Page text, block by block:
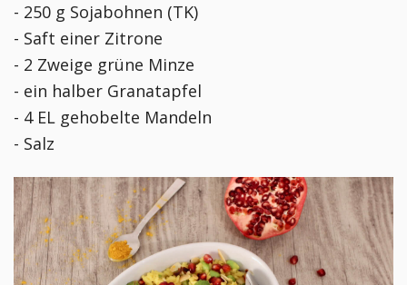
- 250 g Sojabohnen (TK)
- Saft einer Zitrone
- 2 Zweige grüne Minze
- ein halber Granatapfel
- 4 EL gehobelte Mandeln
- Salz